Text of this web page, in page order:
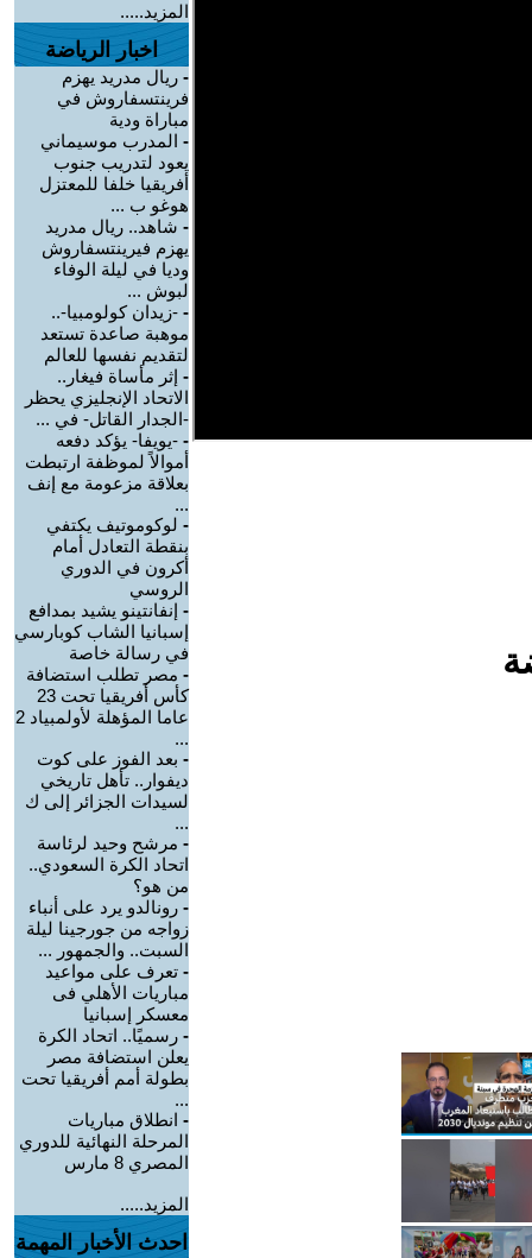
المزيد.....
اخبار الرياضة
- ريال مدريد يهزم
فرينتسفاروش في
مباراة ودية
- المدرب موسيماني
يعود لتدريب جنوب
أفريقيا خلفا للمعتزل
هوغو ب ...
- شاهد.. ريال مدريد
يهزم فيرينتسفاروش
وديا في ليلة الوفاء
لبوش ...
- -زيدان كولومبيا-..
موهبة صاعدة تستعد
لتقديم نفسها للعالم
- إثر مأساة فيغار..
الاتحاد الإنجليزي يحظر
-الجدار القاتل- في ...
- -يويفا- يؤكد دفعه
أموالاً لموظفة ارتبطت
بعلاقة مزعومة مع إنف
...
- لوكوموتيف يكتفي
بنقطة التعادل أمام
أكرون في الدوري
الروسي
- إنفانتينو يشيد بمدافع
إسبانيا الشاب كوبارسي
في رسالة خاصة
- مصر تطلب استضافة
كأس أفريقيا تحت 23
عاما المؤهلة لأولمبياد 2
...
- بعد الفوز على كوت
ديفوار.. تأهل تاريخي
لسيدات الجزائر إلى ك
...
- مرشح وحيد لرئاسة
اتحاد الكرة السعودي..
من هو؟
- رونالدو يرد على أنباء
زواجه من جورجينا ليلة
السبت.. والجمهور ...
- تعرف على مواعيد
مباريات الأهلي فى
معسكر إسبانيا
- رسميًا.. اتحاد الكرة
يعلن استضافة مصر
بطولة أمم أفريقيا تحت
...
- انطلاق مباريات
المرحلة النهائية للدوري
المصري 8 مارس
المزيد.....
احدث الأخبار المهمة